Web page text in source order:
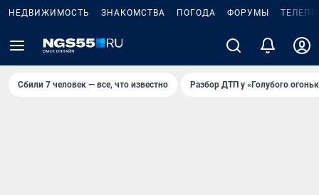
НЕДВИЖИМОСТЬ ЗНАКОМСТВА ПОГОДА ФОРУМЫ
Сбили 7 человек — все, что известно Разбор ДТП у «Голубого